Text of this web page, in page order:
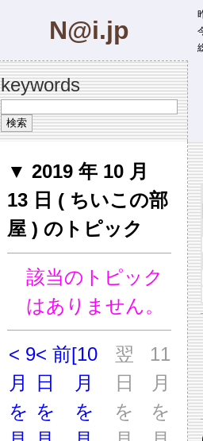
N@i.jp
keywords
▼ 2019 年 10 月
13 日 ( ちいこの部
屋 ) のトピック
該当のトピック
はありません。
< 9
月
を
< 前
日
を
[10
月
を
翌
日
を
11
月
を